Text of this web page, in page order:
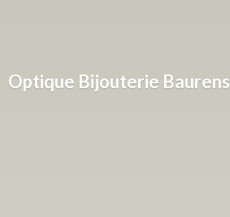
Optique Bijouterie Baurens